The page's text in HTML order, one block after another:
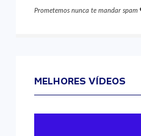
Prometemos nunca te mandar spam
MELHORES VÍDEOS